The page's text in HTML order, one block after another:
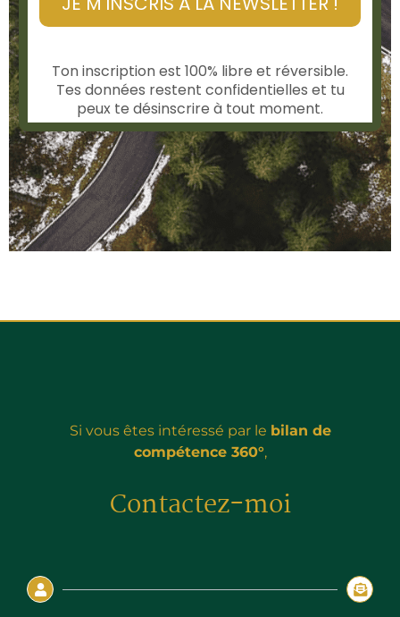
Si vous êtes intéressé par le bilan de
compétence 360°,
Contactez-moi